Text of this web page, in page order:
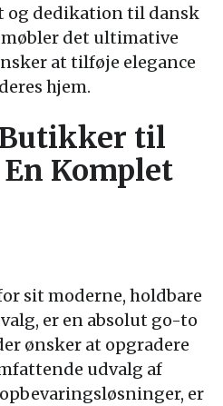
og dedikation til dansk
det ultimative
at tilføje elegance
hjem.
til
Komplet
sit moderne, holdbare
er en absolut go-to
ønsker at opgradere
udvalg af
er